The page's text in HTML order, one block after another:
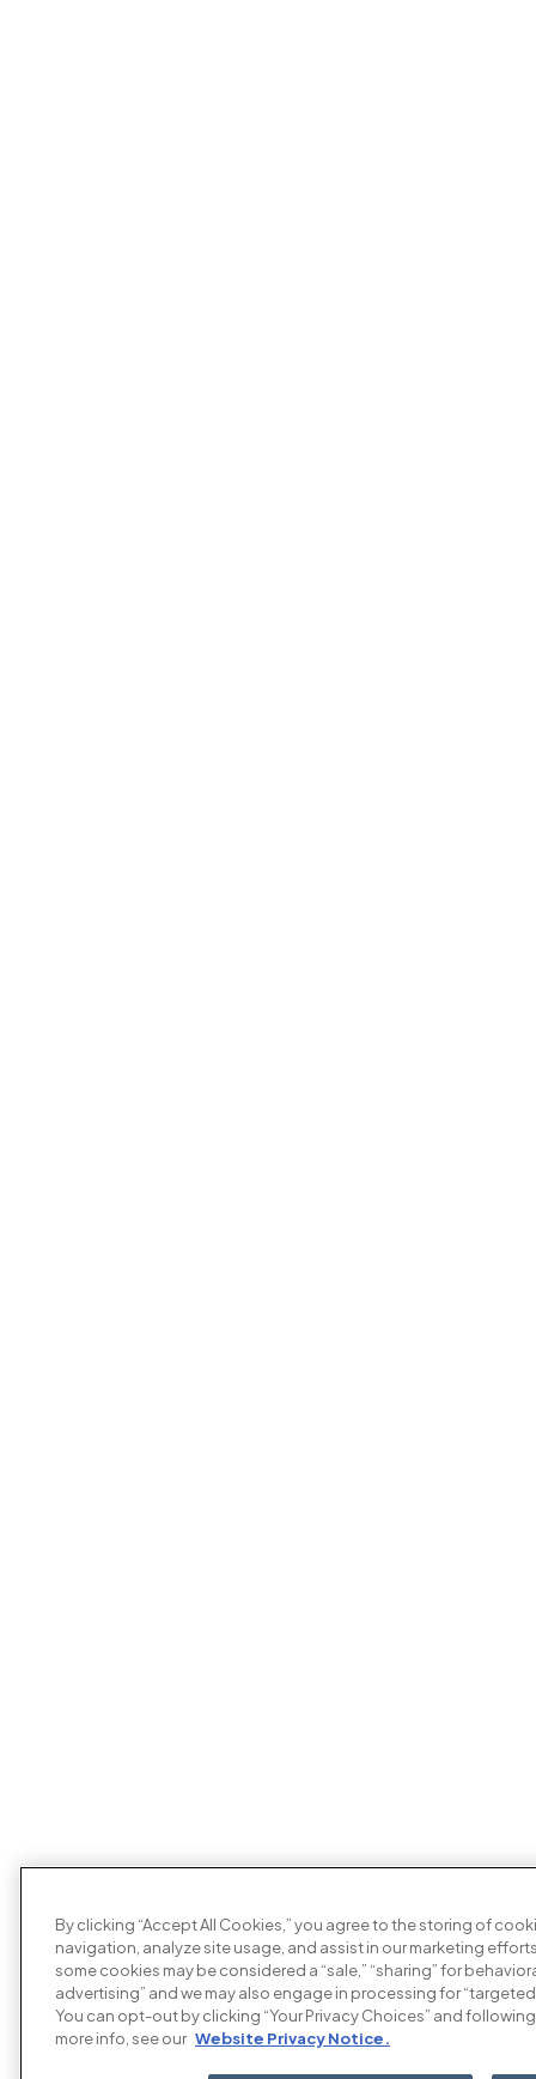
By clicking “Accept All Cookies,” you agree to the storing of
navigation, analyze site usage, and assist in our marketing
some cookies may be considered a “sale,” “sharing” for
advertising” and we may also engage in processing for
You can opt-out by clicking “Your Privacy Choices” and
more info, see our Website Privacy Notice.